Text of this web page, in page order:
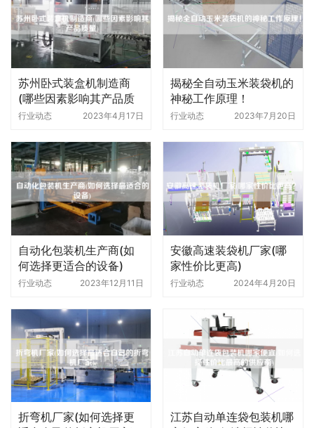
苏州卧式装盒机制造商
(哪些因素影响其产品质
量)
行业动态 2023年4月17日
揭秘全自动玉米装袋机的
神秘工作原理！
行业动态 2023年7月20日
自动化包装机生产商(如
何选择更适合的设备)
行业动态 2023年12月11日
安徽高速装袋机厂家(哪
家性价比更高)
行业动态 2024年4月20日
折弯机厂家(如何选择更
江苏自动单连袋包装机哪